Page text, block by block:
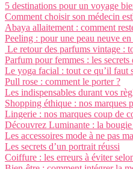
5 destinations pour un voyage
Comment choisir son médecin
Abaya allaitement : comment
Peeling : pour une peau neuve
Le retour des parfums vintage :
Parfum pour femmes : les secrets
Le yoga facial : tout ce qu’il faut
Pull rose : comment le porter ?
Les indispensables durant vos
Shopping éthique : nos marques
Lingerie : nos marques coup de
Découvrez Luminante : la
Les accessoires mode à ne pas
Les secrets d’un portrait réussi
Coiffure : les erreurs à éviter